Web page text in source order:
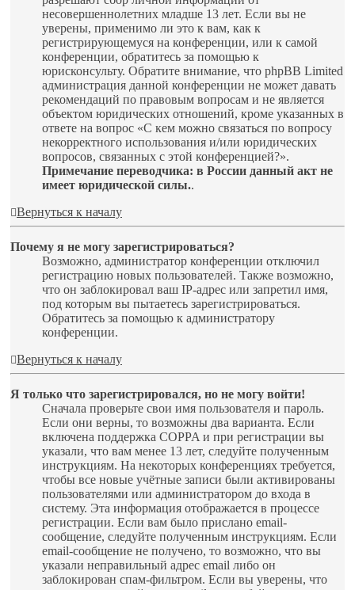
несовершеннолетних младше 13 лет. Если вы не
уверены, применимо ли это к вам, как к
регистрирующемуся на конференции, или к самой
конференции, обратитесь за помощью к
юрисконсульту. Обратите внимание, что phpBB Limited
администрация данной конференции не может давать
рекомендаций по правовым вопросам и не является
объектом юридических отношений, кроме указанных в
ответе на вопрос «С кем можно связаться по вопросу
некорректного использования и/или юридических
вопросов, связанных с этой конференцией?».
Примечание переводчика: в России данный акт не
имеет юридической силы..
Вернуться к началу
Почему я не могу зарегистрироваться?
Возможно, администратор конференции отключил
регистрацию новых пользователей. Также возможно,
что он заблокировал ваш IP-адрес или запретил имя,
под которым вы пытаетесь зарегистрироваться.
Обратитесь за помощью к администратору
конференции.
Вернуться к началу
Я только что зарегистрировался, но не могу войти!
Сначала проверьте свои имя пользователя и пароль.
Если они верны, то возможны два варианта. Если
включена поддержка COPPA и при регистрации вы
указали, что вам менее 13 лет, следуйте полученным
инструкциям. На некоторых конференциях требуется,
чтобы все новые учётные записи были активированы
пользователями или администратором до входа в
систему. Эта информация отображается в процессе
регистрации. Если вам было прислано email-
сообщение, следуйте полученным инструкциям. Если
email-сообщение не получено, то возможно, что вы
указали неправильный адрес email либо он
заблокирован спам-фильтром. Если вы уверены, что